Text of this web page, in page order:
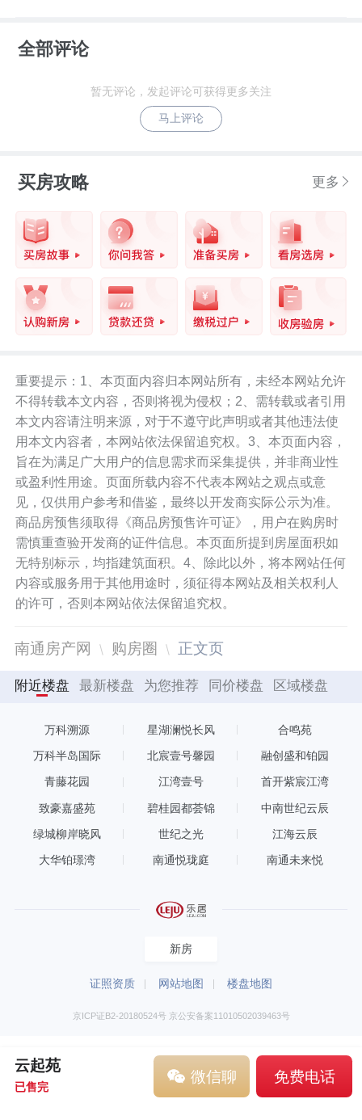
全部评论
暂无评论，发起评论可获得更多关注
马上评论
买房攻略 更多
重要提示：1、本页面内容归本网站所有，未经本网站允许
不得转载本文内容，否则将视为侵权；2、需转载或者引用
本文内容请注明来源，对于不遵守此声明或者其他违法使
用本文内容者，本网站依法保留追究权。3、本页面内容，
旨在为满足广大用户的信息需求而采集提供，并非商业性
或盈利性用途。页面所载内容不代表本网站之观点或意
见，仅供用户参考和借鉴，最终以开发商实际公示为准。
商品房预售须取得《商品房预售许可证》，用户在购房时
需慎重查验开发商的证件信息。本页面所提到房屋面积如
无特别标示，均指建筑面积。4、除此以外，将本网站任何
内容或服务用于其他用途时，须征得本网站及相关权利人
的许可，否则本网站依法保留追究权。
南通房产网 购房圈 正文页
附近楼盘 最新楼盘 为您推荐 同价楼盘 区域楼盘
万科溯源 星湖澜悦长风 合鸣苑
万科半岛国际 北宸壹号馨园 融创盛和铂园
青藤花园 江湾壹号 首开紫宸江湾
致豪嘉盛苑 碧桂园都荟锦 中南世纪云辰
绿城柳岸晓风 世纪之光 江海云辰
大华铂璟湾 南通悦珑庭 南通未来悦
新房
证照资质 网站地图 楼盘地图
京ICP证B2-20180524号 京公安备案11010502039463号
云起苑
已售完
微信聊 免费电话